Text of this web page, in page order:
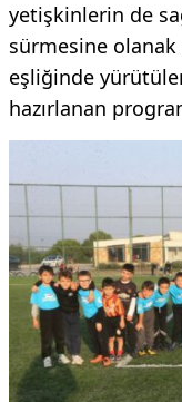
yetişkinlerin de
sürmesine olanak
eşliğinde
hazırlanan